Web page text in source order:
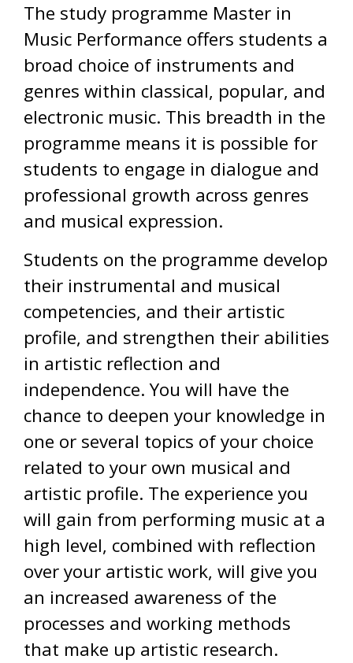
The study programme Master in
Music Performance offers students a
broad choice of instruments and
genres within classical, popular, and
electronic music. This breadth in the
programme means it is possible for
students to engage in dialogue and
professional growth across genres
and musical expression.
Students on the programme develop
their instrumental and musical
competencies, and their artistic
profile, and strengthen their abilities
in artistic reflection and
independence. You will have the
chance to deepen your knowledge in
one or several topics of your choice
related to your own musical and
artistic profile. The experience you
will gain from performing music at a
high level, combined with reflection
over your artistic work, will give you
an increased awareness of the
processes and working methods
that make up artistic research.